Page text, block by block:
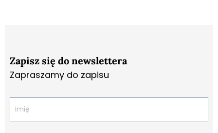
Zapisz się do newslettera
Zapraszamy do zapisu